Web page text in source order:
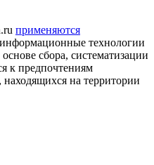
применяются
технологии
сбора, систематизации
к предпочтениям
находящихся на территории